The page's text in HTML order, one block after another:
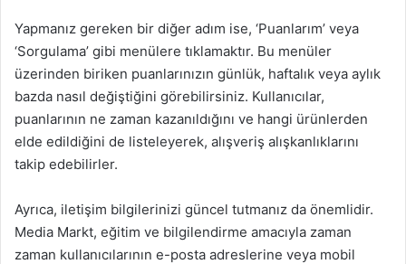
Yapmanız gereken bir diğer adım ise, ‘Puanlarım’ veya
‘Sorgulama’ gibi menülere tıklamaktır. Bu menüler
üzerinden biriken puanlarınızın günlük, haftalık veya aylık
bazda nasıl değiştiğini görebilirsiniz. Kullanıcılar,
puanlarının ne zaman kazanıldığını ve hangi ürünlerden
elde edildiğini de listeleyerek, alışveriş alışkanlıklarını
takip edebilirler.
Ayrıca, iletişim bilgilerinizi güncel tutmanız da önemlidir.
Media Markt, eğitim ve bilgilendirme amacıyla zaman
zaman kullanıcılarının e-posta adreslerine veya mobil